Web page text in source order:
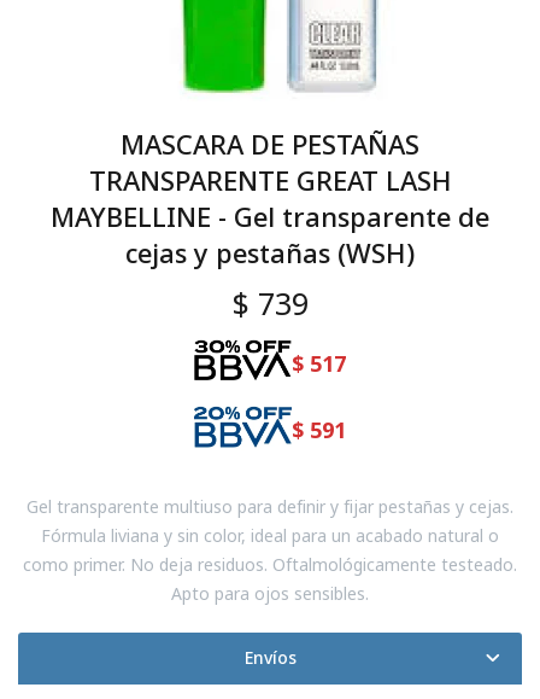
MASCARA DE PESTAÑAS
TRANSPARENTE GREAT LASH
MAYBELLINE - Gel transparente de
cejas y pestañas (WSH)
$ 739
$ 517
$ 591
Gel transparente multiuso para definir y fijar pestañas y cejas.
Fórmula liviana y sin color, ideal para un acabado natural o
como primer. No deja residuos. Oftalmológicamente testeado.
Apto para ojos sensibles.
Envíos